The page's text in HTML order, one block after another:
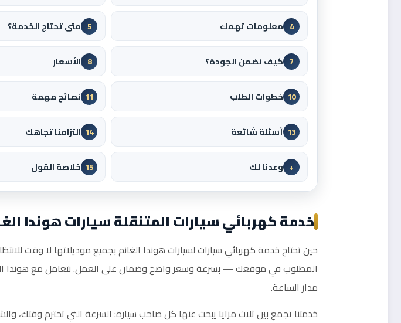
4 معلومات تهمك 5 متى تحتاج الخدمة؟
7 كيف نضمن الجودة؟ 8 الأسعار
10 خطوات الطلب 11 نصائح مهمة
13 أسئلة شائعة 14 التزامنا تجاهك
+ وعدنا لك 15 خلاصة القول
خدمة كهربائي سيارات المتنقلة سيارات هوندا
حين تحتاج خدمة كهربائي سيارات لسيارات هوندا الغانم بجميع موديلاتها لا وقت
المطلوب في موقعك — بسرعة وسعر واضح وضمان على العمل. نتعامل مع هوندا
مدار الساعة.
خدمتنا تجمع بين ثلاث مزايا يبحث عنها كل صاحب سيارة: السرعة التي تحترم وقتك،